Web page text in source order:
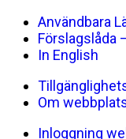
Användbara
Förslagslåda
In English
Om
Inloggning